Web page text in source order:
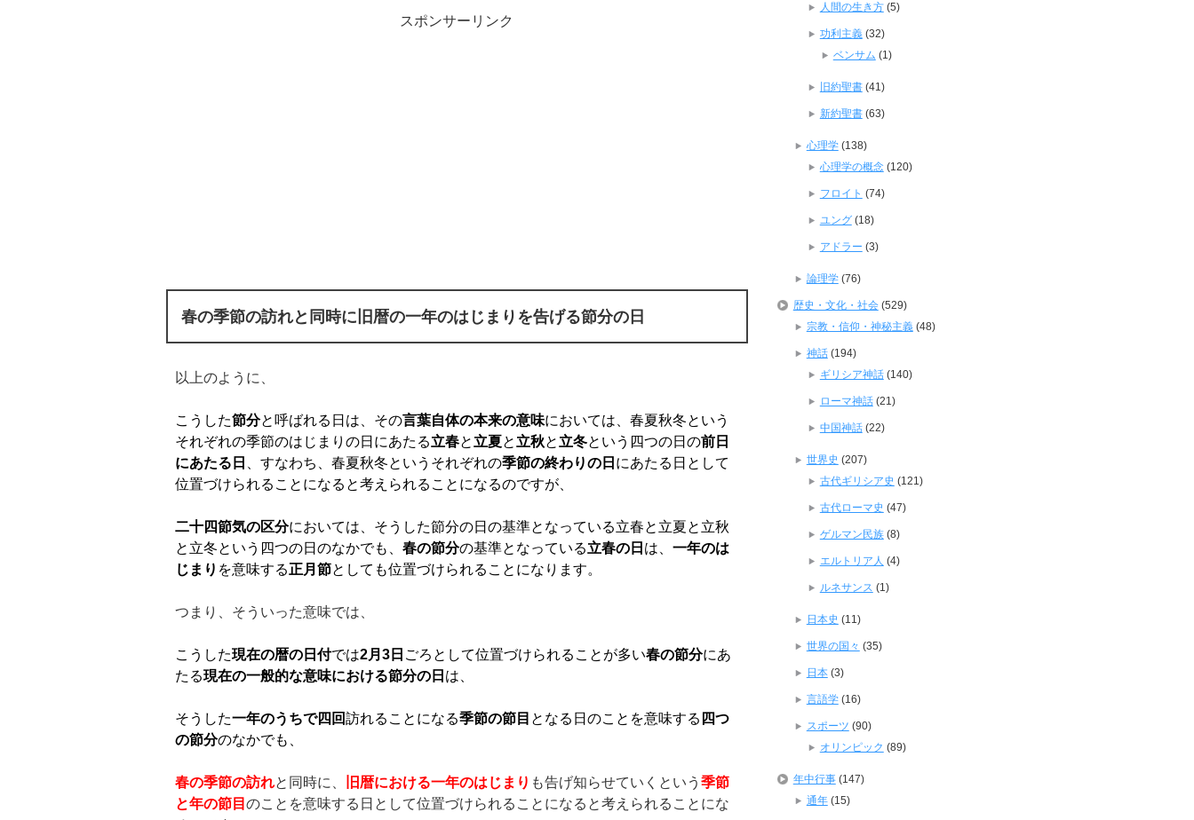
スポンサーリンク
春の季節の訪れと同時に旧暦の一年のはじまりを告げる節分の日
以上のように、
こうした節分と呼ばれる日は、その言葉自体の本来の意味においては、春夏秋冬という
それぞれの季節のはじまりの日にあたる立春と 立夏と 立秋と 立冬という四つの日の前日
にあたる日
、すなわち、春夏秋冬というそれぞれの季節の終わりの日 にあたる日として
位置づけられることになると考えられることになるのですが、
二十四節気の区分においては、そうした節分の日の基準となっている立春と立夏と立秋
と立冬という四つの日のなかでも、 春の節分の基準となっている立春の日 は、 一年のは
じまり を意味する正月節としても位置づけられることになります。
つまり、そういった意味では、
こうした現在の暦の日付では2月 3 日 ごろとして位置づけられることが多い春の節分にあ
たる現在の一般的な意味における節分の日 は、
そうした一年のうちで四回訪れることになる季節の節目 となる日のことを意味する 四つ
の節分のなかでも、
春の季節の訪れと同時に、 旧暦における一年のはじまり も告げ知らせていくという 季節
と年の節目 のことを意味する日として位置づけられることになると考えられることにな
人間の生き方(5)
功利主義(32)
ベンサム (1)
旧約聖書(41)
新約聖書(63)
心理学(138)
心理学の概念(120)
フロイト (74)
ユング(18)
アドラー (3)
論理学(76)
歴史・文化・社会(529)
宗教・信仰・神秘主義(48)
神話(194)
ギリシア神話(140)
ローマ神話(21)
中国神話(22)
世界史 (207)
古代ギリシア史 (121)
古代ローマ史 (47)
ゲルマン民族(8)
エルトリア人 (4)
ルネサンス (1)
日本史 (11)
世界の国々 (35)
日本(3)
言語学(16)
スポーツ (90)
オリンピック (89)
年中行事(147)
通年(15)